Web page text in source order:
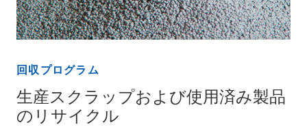
回収プログラム
生産スクラップおよび使用済み製品
のリサイクル